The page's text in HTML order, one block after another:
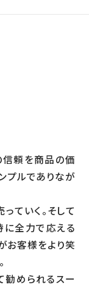
信頼を商品の価
プルでありなが
ていく。そして
に全力で応える
お客様をより笑
勧められるスー